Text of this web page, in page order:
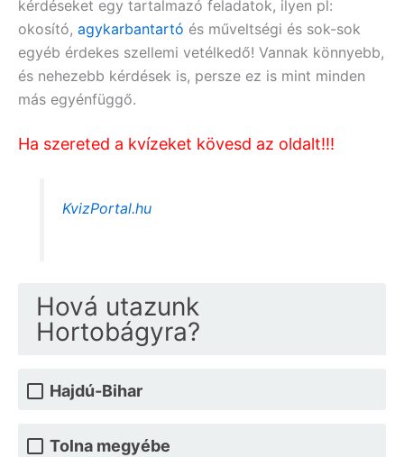
kérdéseket egy tartalmazó feladatok, ilyen pl:
okosító, agykarbantartó és műveltségi és sok-sok
egyéb érdekes szellemi vetélkedő! Vannak könnyebb,
és nehezebb kérdések is, persze ez is mint minden
más egyénfüggő.
Ha szereted a kvízeket kövesd az oldalt!!!
KvizPortal.hu
Hová utazunk
Hortobágyra?
Hajdú-Bihar
Tolna megyébe